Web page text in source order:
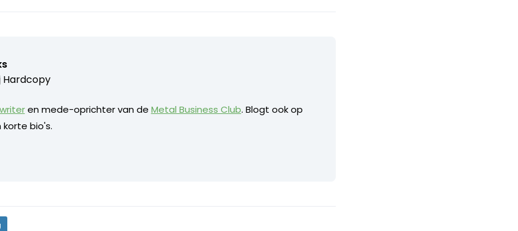
Hardcopy
en mede-oprichter van de Metal Business Club. Blogt ook op
korte bio's.